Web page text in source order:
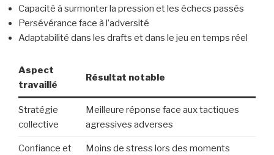
Capacité à surmonter la pression et les échecs passés
Persévérance face à l’adversité
Adaptabilité dans les drafts et dans le jeu en temps réel
Aspect
travaillé
Résultat notable
Stratégie
collective
Meilleure réponse face aux tactiques
agressives adverses
Confiance et
Moins de stress lors des moments